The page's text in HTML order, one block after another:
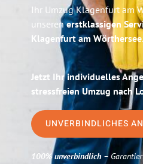
Ihr Umzug Klagenfurt am
unserenerstklassigen
Klagenfurt am Wörthersee.
Jetzt Ihr individuelles
stressfreien Umzug nach
UNVERBINDLICHES
100% unverbindlich–